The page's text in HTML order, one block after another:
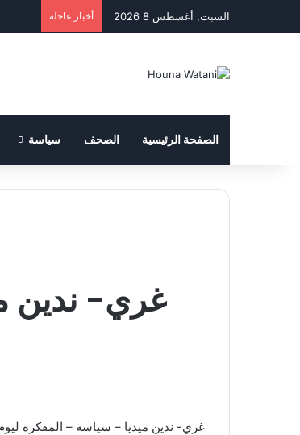
السبت, أغسطس 8 2026 أخبار عاجلة
الصفحة الرئيسية الصحف سياسة
غري- ندين ميديا – سياسة – المفكرة ليوم الجمعة 25 تشرين